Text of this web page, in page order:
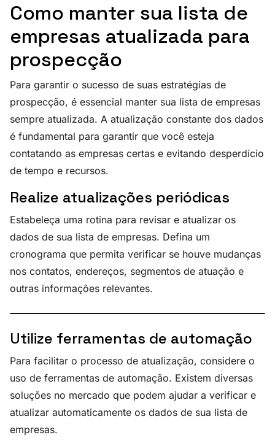
Como manter sua lista de
empresas atualizada para
prospecção
Para garantir o sucesso de suas estratégias de
prospecção, é essencial manter sua lista de empresas
sempre atualizada. A atualização constante dos dados
é fundamental para garantir que você esteja
contatando as empresas certas e evitando desperdício
de tempo e recursos.
Realize atualizações periódicas
Estabeleça uma rotina para revisar e atualizar os
dados de sua lista de empresas. Defina um
cronograma que permita verificar se houve mudanças
nos contatos, endereços, segmentos de atuação e
outras informações relevantes.
Utilize ferramentas de automação
Para facilitar o processo de atualização, considere o
uso de ferramentas de automação. Existem diversas
soluções no mercado que podem ajudar a verificar e
atualizar automaticamente os dados de sua lista de
empresas.